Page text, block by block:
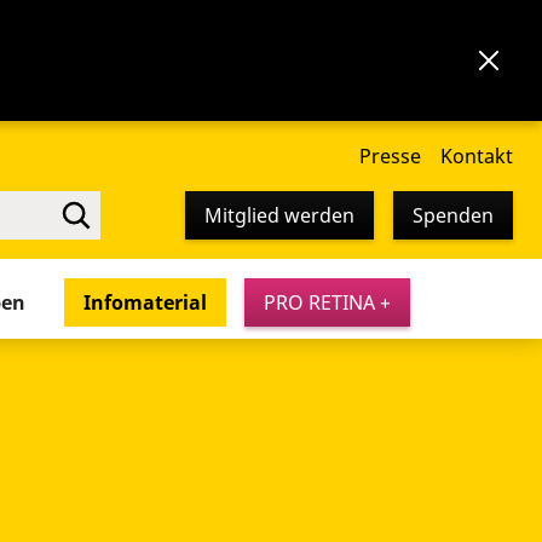
Presse Kontakt
Mitglied werden Spenden
Infomaterial PRO RETINA +